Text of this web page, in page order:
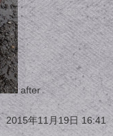
after
2015年11月19日 16:41